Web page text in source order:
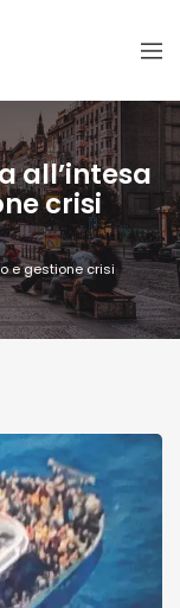
all’intesa
crisi
e gestione crisi